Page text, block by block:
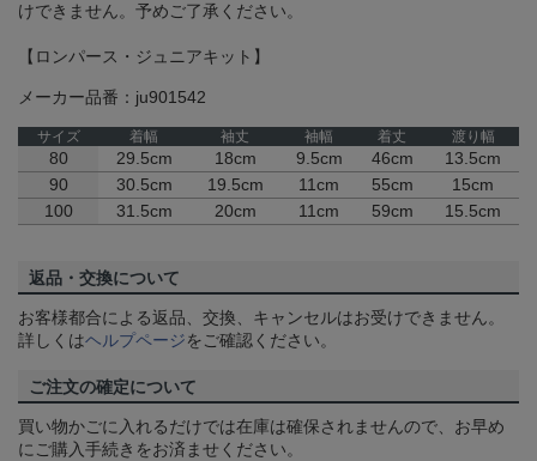
けできません。予めご了承ください。
【ロンパース・ジュニアキット】
メーカー品番：ju901542
サイズ 着幅 袖丈 袖幅 着丈 渡り幅
80 29.5cm 18cm 9.5cm 46cm
13.5cm
90
30.5cm 19.5cm 11cm 55cm
15cm
100
31.5cm 20cm 11cm 59cm 15.5cm
返品・交換について
お客様都合による返品、交換、キャンセルはお受けできません。
詳しくはヘルプページをご確認ください。
ご注文の確定について
買い物かごに入れるだけでは在庫は確保されませんので、お早め
にご購入手続きをお済ませください。